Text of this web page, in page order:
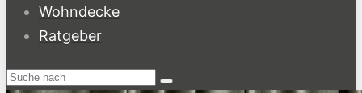
Wohndecke
Ratgeber